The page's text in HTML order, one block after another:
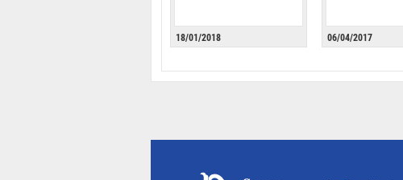
18/01/2018 06/04/2017